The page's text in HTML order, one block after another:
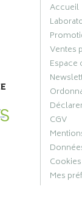
Accueil
Ventes
Espace
CGV
Cookies
Mes